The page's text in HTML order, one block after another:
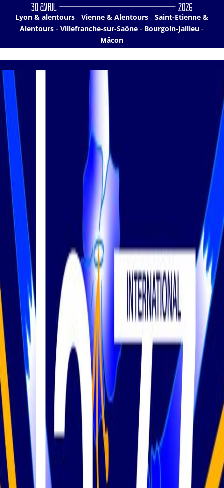
Lyon & alentours - Vienne & Alentours - Saint-Etienne &
Alentours - Villefranche-sur-Saône - Bourgoin-Jallieu -
Mâcon